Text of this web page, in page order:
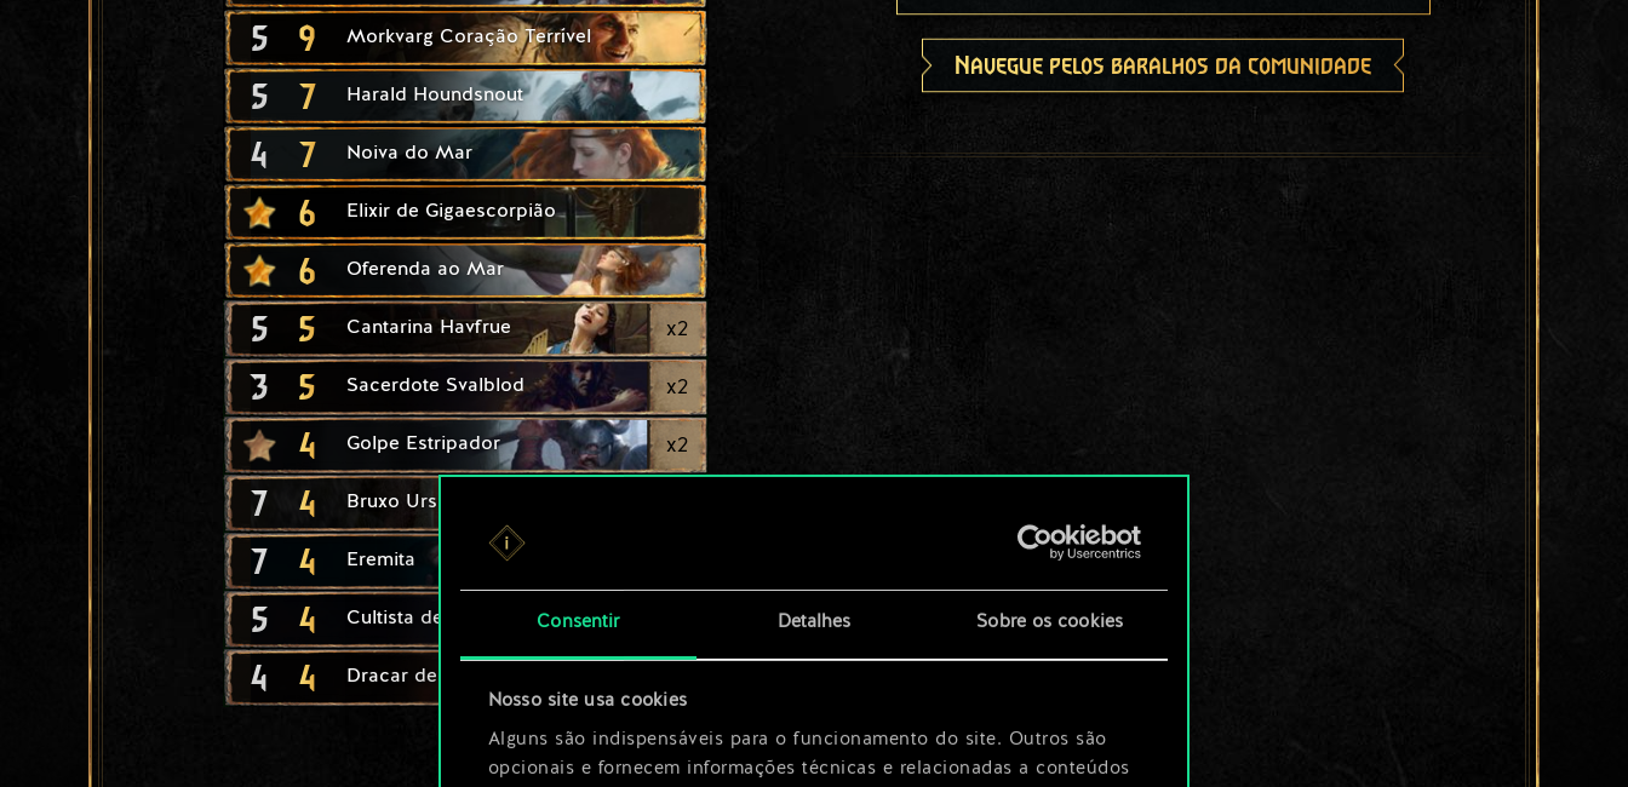
Consentir Detalhes Sobre os cookies
Nosso site usa cookies
Alguns são indispensáveis para o funcionamento do site. Outros são
opcionais e fornecem informações técnicas e relacionadas a conteúdos
5 9 Morkvarg Coração Terrível
5 7 Harald Houndsnout
4 7 Noiva do Mar
6 Elixir de Gigaescorpião
6 Oferenda ao Mar
5 5 Cantarina Havfrue x2
3 5 Sacerdote Svalblod x2
4 Golpe Estripador x2
7 4 Bruxo Urso Adepto
7 4 Eremita
5 4 Cultista de Svalblod
4 4 Dracar de Armadura
Navegue pelos baralhos da comunidade